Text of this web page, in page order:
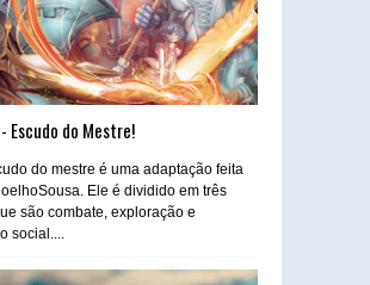
Escudo do Mestre!
do mestre é uma adaptação feita
Ele é dividido em três
são combate, exploração e
social....